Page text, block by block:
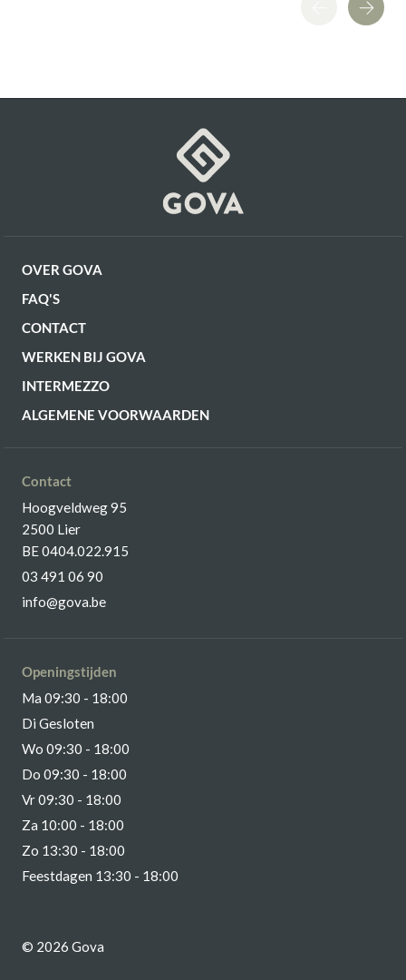
OVER GOVA
FAQ'S
CONTACT
WERKEN BIJ GOVA
INTERMEZZO
ALGEMENE VOORWAARDEN
Contact
Hoogveldweg 95
2500 Lier
BE 0404.022.915
03 491 06 90
info@gova.be
Openingstijden
Ma 09:30 - 18:00
Di Gesloten
Wo 09:30 - 18:00
Do 09:30 - 18:00
Vr 09:30 - 18:00
Za 10:00 - 18:00
Zo 13:30 - 18:00
Feestdagen 13:30 - 18:00
© 2026 Gova